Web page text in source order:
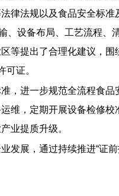
法规以及食品安全标
设备布局、工艺流程、
等提出了合理化建议，
证。
，进一步规范全流程食
维，定期开展设备检修
业提质升级。
展，通过持续推进“证